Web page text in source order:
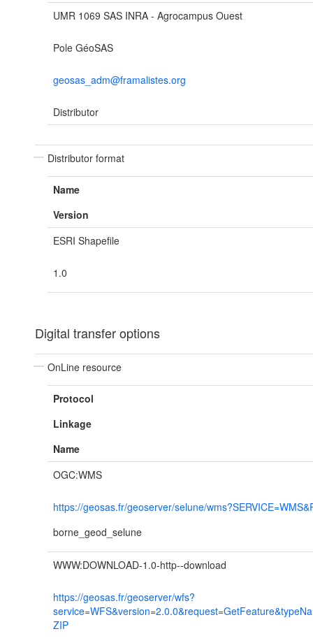
UMR 1069 SAS INRA - Agrocampus Ouest
Pole GéoSAS
geosas_adm@framalistes.org
Distributor
Distributor format
Name
Version
ESRI Shapefile
1.0
Digital transfer options
OnLine resource
Protocol
Linkage
Name
OGC:WMS
https://geosas.fr/geoserver/selune/
borne_geod_selune
WWW:DOWNLOAD-1.0-http--download
https://geosas.fr/geoserver/wfs?
ZIP